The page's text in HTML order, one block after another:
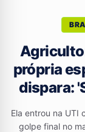
própria
dispara:
Ela entrou na UTI
golpe final no